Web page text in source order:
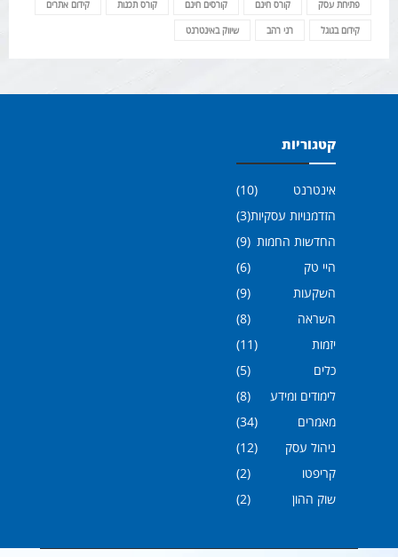
פתיחת עסק קורס חינם קורסים חינם קורס תכנות קידום אתרים
קידום בגוגל רני רהב שיווק באינטרנט
קטגוריות
אינטרנט
(10)
הזדמנויות עסקיות(3)
החדשות החמות (9)
היי טק
(6)
השקעות
(9)
השראה
(8)
יזמות
(11)
כלים
(5)
לימודים ומידע
(8)
מאמרים
(34)
ניהול עסק
(12)
קריפטו
(2)
שוק ההון
(2)